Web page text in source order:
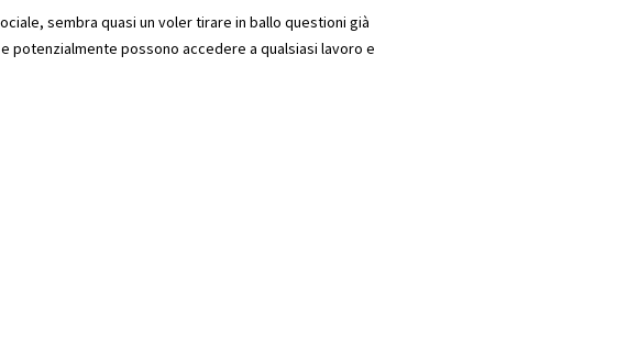
sembra quasi un voler tirare in ballo questioni già
potenzialmente possono accedere a qualsiasi lavoro e